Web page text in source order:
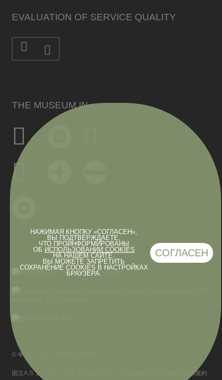
НАЖИМАЯ КНОПКУ «СОГЛАСЕН»,
ВЫ ПОДТВЕРЖДАЕТЕ,
ЧТО ПРОИНФОРМИРОВАНЫ
ОБ ИСПОЛЬЗОВАНИИ COOKIES
НА НАШЕМ САЙТЕ.
ВЫ МОЖЕТЕ ЗАПРЕТИТЬ
СОХРАНЕНИЕ COOKIES В НАСТРОЙКАХ
БРАУЗЕРА.
СОГЛАСЕН
THE MUSEUM IN
EVALUATION OF SERVICE QUALITY
© 年.プーシキン名称国立美術館
国立A.S.プーシキン造形美術館公式サイト掲載資料および画像の使用規約